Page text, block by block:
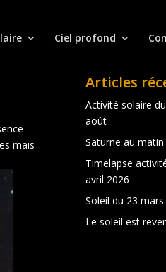
Ciel profond
mais
Articles
Activité solaire
août
Saturne au
Timelapse
avril 2026
Soleil du 23
Le soleil est